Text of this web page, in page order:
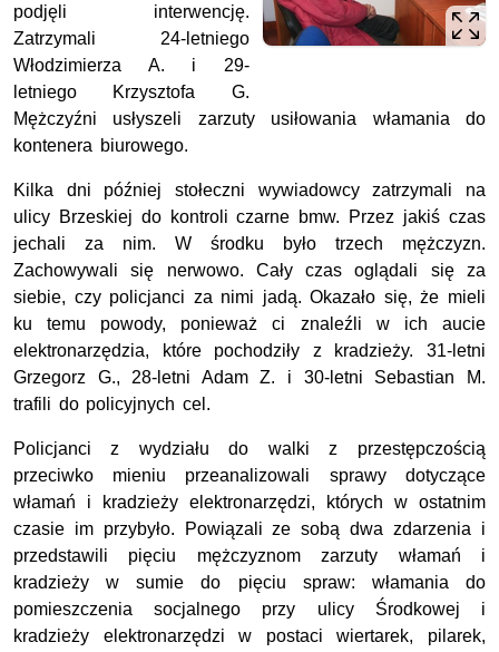
podjęli interwencję.
Zatrzymali 24-letniego
Włodzimierza A. i 29-
letniego Krzysztofa G.
Mężczyźni usłyszeli zarzuty usiłowania włamania do
kontenera biurowego.
Kilka dni później stołeczni wywiadowcy zatrzymali na
ulicy Brzeskiej do kontroli czarne bmw. Przez jakiś czas
jechali za nim. W środku było trzech mężczyzn.
Zachowywali się nerwowo. Cały czas oglądali się za
siebie, czy policjanci za nimi jadą. Okazało się, że mieli
ku temu powody, ponieważ ci znaleźli w ich aucie
elektronarzędzia, które pochodziły z kradzieży. 31-letni
Grzegorz G., 28-letni Adam Z. i 30-letni Sebastian M.
trafili do policyjnych cel.
Policjanci z wydziału do walki z przestępczością
przeciwko mieniu przeanalizowali sprawy dotyczące
włamań i kradzieży elektronarzędzi, których w ostatnim
czasie im przybyło. Powiązali ze sobą dwa zdarzenia i
przedstawili pięciu mężczyznom zarzuty włamań i
kradzieży w sumie do pięciu spraw: włamania do
pomieszczenia socjalnego przy ulicy Środkowej i
kradzieży elektronarzędzi w postaci wiertarek, pilarek,